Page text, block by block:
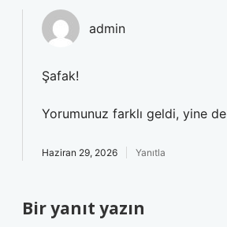
admin
Şafak!
Yorumunuz farklı geldi, yine de
Haziran 29, 2026 Yanıtla
Bir yanıt yazın